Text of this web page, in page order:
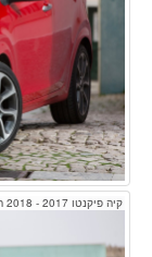
קיה פיקנטו 2017 - 2018 הצ'בק - אדום - מבט מלפנים